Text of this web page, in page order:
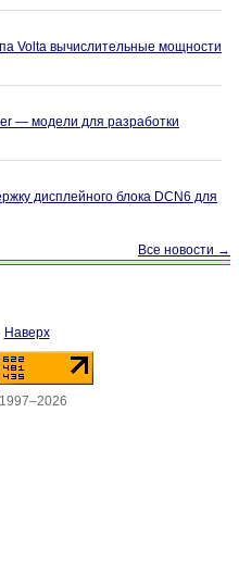
Volta вычислительные мощности
— модели для разработки
дисплейного блока DCN6 для
Все новости →
Наверх